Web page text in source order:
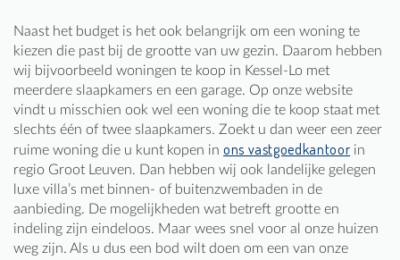
Naast het budget is het ook belangrijk om een woning te
kiezen die past bij de grootte van uw gezin. Daarom hebben
wij bijvoorbeeld woningen te koop in Kessel-Lo met
meerdere slaapkamers en een garage. Op onze website
vindt u misschien ook wel een woning die te koop staat met
slechts één of twee slaapkamers. Zoekt u dan weer een zeer
ruime woning die u kunt kopen in ons vastgoedkantoor in
regio Groot Leuven. Dan hebben wij ook landelijke gelegen
luxe villa’s met binnen- of buitenzwembaden in de
aanbieding. De mogelijkheden wat betreft grootte en
indeling zijn eindeloos. Maar wees snel voor al onze huizen
weg zijn. Als u dus een bod wilt doen om een van onze